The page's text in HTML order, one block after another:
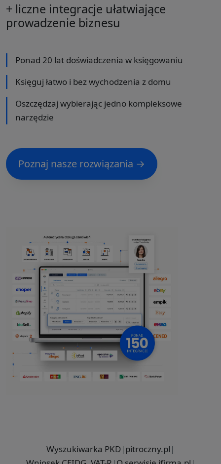
+ liczne integracje ułatwiające
prowadzenie biznesu
Ponad 20 lat doświadczenia w księgowaniu
Księguj łatwo i bez wychodzenia z domu
Oszczędzaj wybierając jedno kompleksowe
narzędzie
Poznaj nasze rozwiązania →
Wyszukiwarka PKD| pitroczny.pl |